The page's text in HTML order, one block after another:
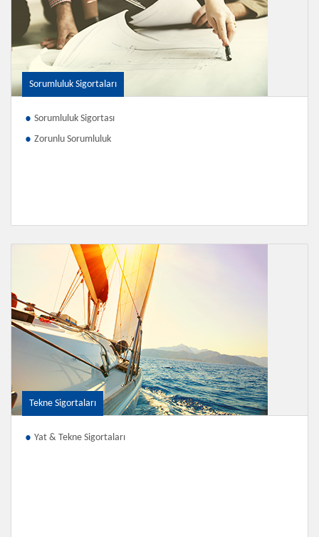
Sorumluluk Sigortaları
Sorumluluk Sigortası
Zorunlu Sorumluluk
Tekne Sigortaları
Yat & Tekne Sigortaları